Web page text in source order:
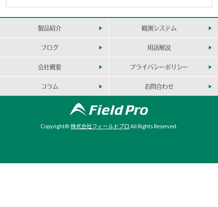
製品紹介 観測システム
ブログ 用語解説
会社概要 プライバシーポリシー
コラム お問合わせ
Copyright©株式会社フィールドプロAll Rights Reserved.